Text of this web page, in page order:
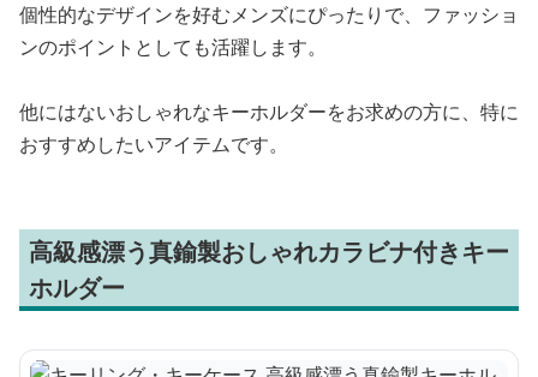
個性的なデザインを好むメンズにぴったりで、ファッショ
ンのポイントとしても活躍します。
他にはないおしゃれなキーホルダーをお求めの方に、特に
おすすめしたいアイテムです。
高級感漂う真鍮製おしゃれカラビナ付きキー
ホルダー